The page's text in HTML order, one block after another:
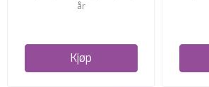
år
Kjøp